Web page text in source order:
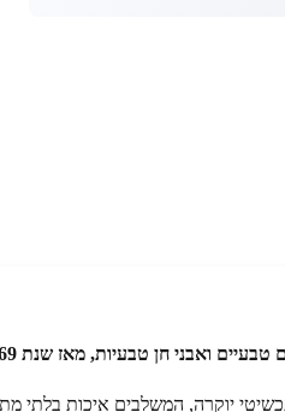
ואבני חן טבעיות, מאז שנת 1969
יוקרה, המשלבים איכות בלתי